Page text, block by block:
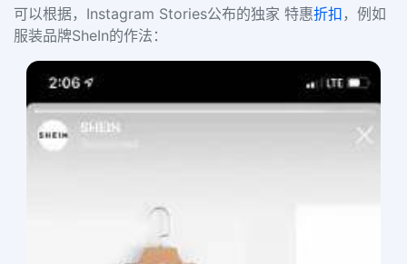
可以根据，Instagram Stories公布的独家 特惠折扣 ，例如
服装品牌SheIn的作法：